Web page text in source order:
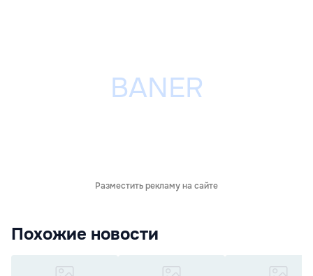
Разместить рекламу на сайте
Похожие новости